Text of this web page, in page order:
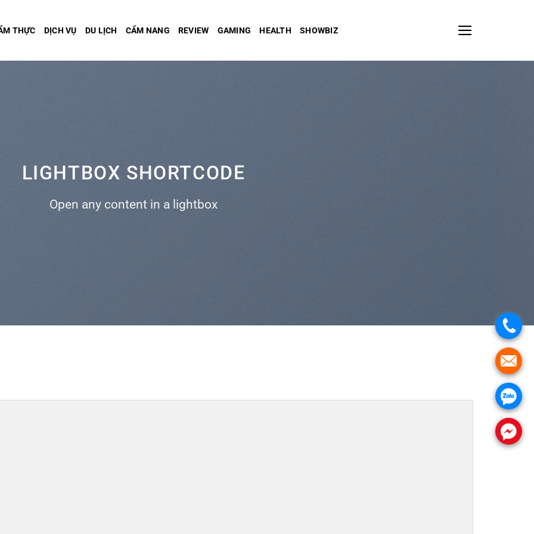
THỰC DỊCH VỤ DU LỊCH CẨM NANG REVIEW GAMING HEALTH SHOWBIZ
LIGHTBOX SHORTCODE
Open any content in a lightbox